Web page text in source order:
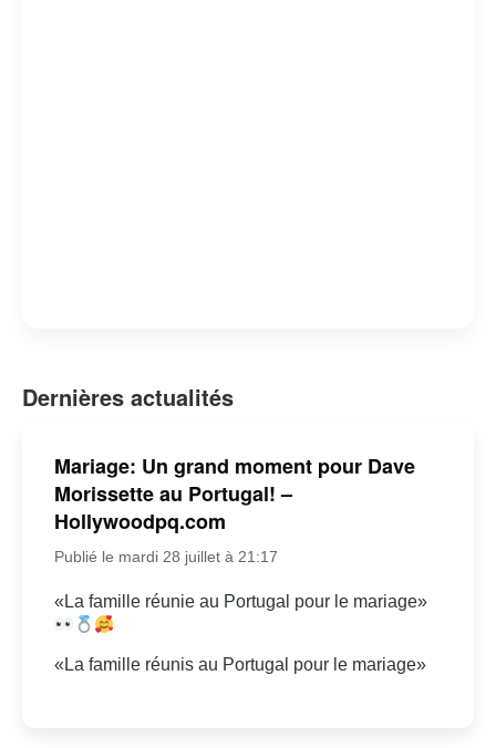
Dernières actualités
Mariage: Un grand moment pour Dave
Morissette au Portugal! –
Hollywoodpq.com
Publié le mardi 28 juillet à 21:17
«La famille réunie au Portugal pour le mariage»
«La famille réunis au Portugal pour le mariage»